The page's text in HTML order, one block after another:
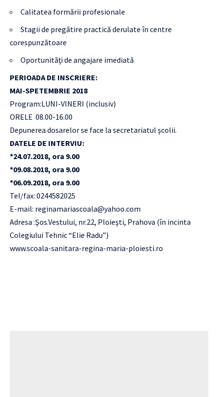
Calitatea formării profesionale
Stagii de pregătire practică derulate în centre
corespunzătoare
Oportunităţi de angajare imediată
PERIOADA DE INSCRIERE:
MAI-SPETEMBRIE 2018
Program:LUNI-VINERI (inclusiv)
ORELE 08.00-16.00
Depunerea dosarelor se face la secretariatul şcolii.
DATELE DE INTERVIU:
*24.07.2018, ora 9.00
*09.08.2018, ora 9.00
*06.09.2018, ora 9.00
Tel/fax: 0244582025
E-mail: reginamariascoala@yahoo.com
Adresa :Şos.Vestului, nr.22, Ploieşti, Prahova (în incinta
Colegiului Tehnic “Elie Radu”)
www.scoala-sanitara-regina-maria-ploiesti.ro